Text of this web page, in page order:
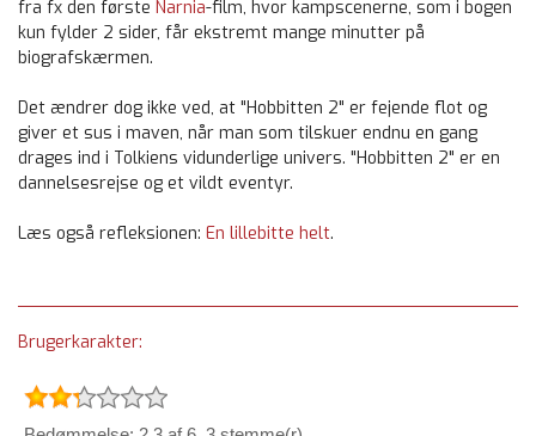
fra fx den første Narnia-film, hvor kampscenerne, som i bogen
kun fylder 2 sider, får ekstremt mange minutter på
biografskærmen.
Det ændrer dog ikke ved, at "Hobbitten 2" er fejende flot og
giver et sus i maven, når man som tilskuer endnu en gang
drages ind i Tolkiens vidunderlige univers. "Hobbitten 2" er en
dannelsesrejse og et vildt eventyr.
Læs også refleksionen: En lillebitte helt.
Brugerkarakter: